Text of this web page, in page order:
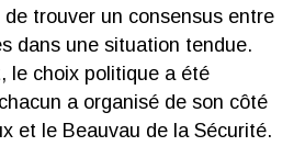
trouver un consensus entre
dans une situation tendue.
le choix politique a été
a organisé de son côté
et le Beauvau de la Sécurité.